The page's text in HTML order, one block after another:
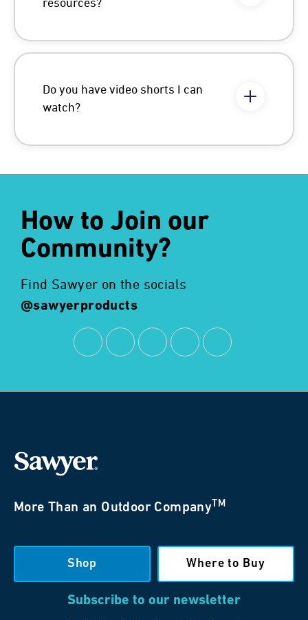
resources?
Do you have video shorts I can
watch?
How to Join our
Community?
Find Sawyer on the socials
@sawyerproducts
More Than an Outdoor Company TM
Shop Where to Buy
Subscribe to our newsletter